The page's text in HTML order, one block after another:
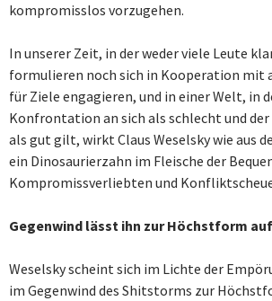
kompromisslos vorzugehen.
In unserer Zeit, in der weder viele Leute
formulieren noch sich in Kooperation mit
für Ziele engagieren, und in einer Welt, in
Konfrontation an sich als schlecht und
als gut gilt, wirkt Claus Weselsky wie aus
ein Dinosaurierzahn im Fleische der
Kompromissverliebten und
Gegenwind lässt ihn zur Höchstform
Weselsky scheint sich im Lichte der
im Gegenwind des Shitstorms zur